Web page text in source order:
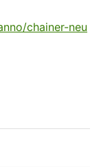
chainer-neu